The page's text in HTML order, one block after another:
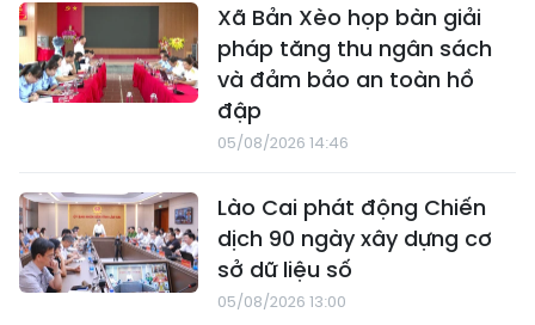
Xã Bản Xèo họp bàn giải
pháp tăng thu ngân sách
và đảm bảo an toàn hồ
đập
05/08/2026 14:46
Lào Cai phát động Chiến
dịch 90 ngày xây dựng cơ
sở dữ liệu số
05/08/2026 13:00